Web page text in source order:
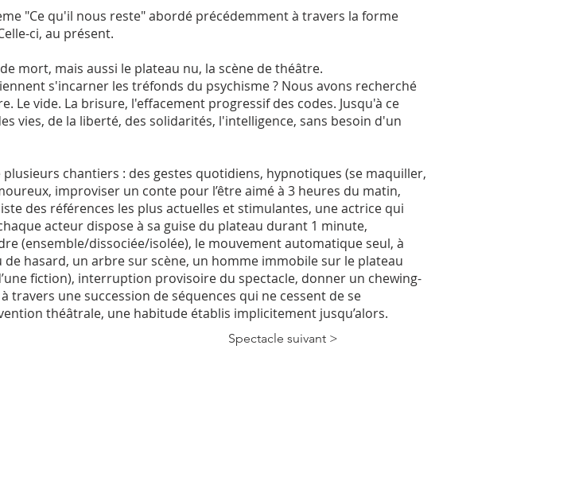
"Ce qu'il nous reste" abordé précédemment à travers la forme
ci, au présent.
mort, mais aussi le plateau nu, la scène de théâtre.
s'incarner les tréfonds du psychisme ? Nous avons recherché
vide. La brisure, l'effacement progressif des codes. Jusqu'à ce
vies, de la liberté, des solidarités, l'intelligence, sans besoin d'un
chantiers : des gestes quotidiens, hypnotiques (se maquiller,
improviser un conte pour l’être aimé à 3 heures du matin,
des références les plus actuelles et stimulantes, une actrice qui
acteur dispose à sa guise du plateau durant 1 minute,
(ensemble/dissociée/isolée), le mouvement automatique seul, à
hasard, un arbre sur scène, un homme immobile sur le plateau
fiction), interruption provisoire du spectacle, donner un chewing-
une succession de séquences qui ne cessent de se
théâtrale, une habitude établis implicitement jusqu’alors.
Spectacle suivant >